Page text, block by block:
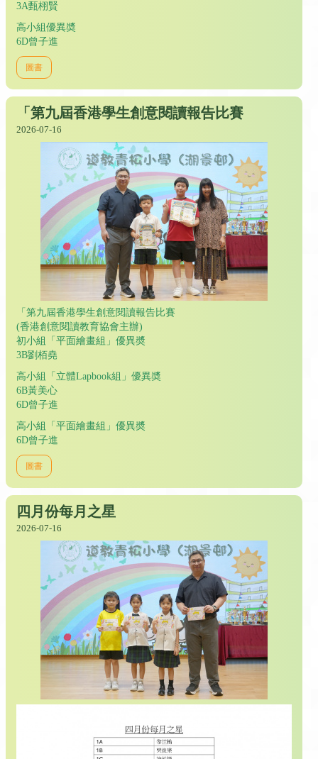
3A甄栩賢
高小組優異奬
6D曾子進
圖書
「第九屆香港學生創意閱讀報告比賽
2026-07-16
「第九屆香港學生創意閱讀報告比賽
(香港創意閱讀教育協會主辦)
初小組「平面繪畫組」優異奬
3B劉栢堯
高小組「立體Lapbook組」優異奬
6B黃美心
6D曾子進
高小組「平面繪畫組」優異奬
6D曾子進
圖書
四月份每月之星
2026-07-16